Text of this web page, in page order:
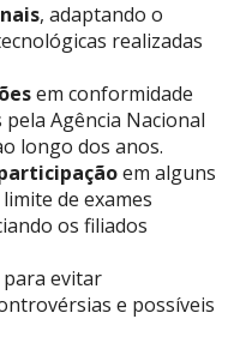
, adaptando o
realizadas
em conformidade
Agência Nacional
longo dos anos.
em alguns
de exames
os filiados
para evitar
e possíveis